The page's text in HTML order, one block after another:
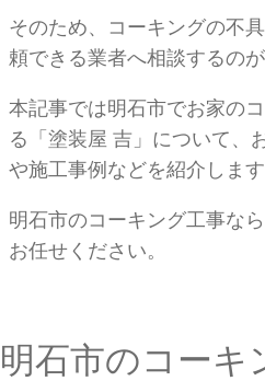
そのため、コーキングの不
頼できる業者へ相談するのが
本記事では明石市でお家の
る「塗装屋 吉」について、
や施工事例などを紹介します
明石市のコーキング工事な
お任せください。
明石市のコーキ